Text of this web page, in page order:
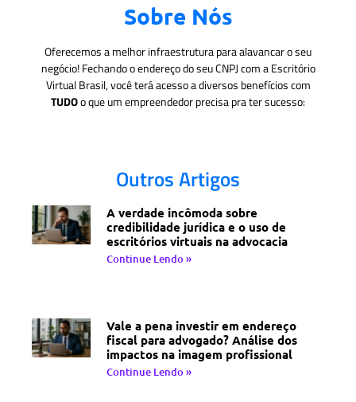
Sobre Nós
Oferecemos a melhor infraestrutura para alavancar o seu
negócio! Fechando o endereço do seu CNPJ com a Escritório
Virtual Brasil, você terá acesso a diversos benefícios com
TUDOo que um empreendedor precisa pra ter sucesso:
Outros Artigos
A verdade incômoda sobre
credibilidade jurídica e o uso de
escritórios virtuais na advocacia
Continue Lendo »
Vale a pena investir em endereço
fiscal para advogado? Análise dos
impactos na imagem profissional
Continue Lendo »